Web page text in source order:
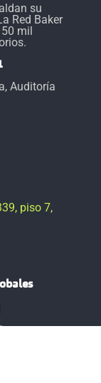
su
Red Baker
mil
Auditoría
piso 7,